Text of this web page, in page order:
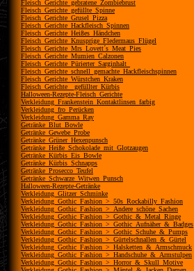
Fleisch_Gerichte_gebratene_Zombiebrust
Fleisch_Gerichte_gefüllte_Spinne
Fleisch_Gerichte_Grusel_Pizza
Fleisch_Gerichte_Hackfleisch_Spinnen
Fleisch_Gerichte_Heißes_Händchen
Fleisch_Gerichte_Knusprige_Fledermaus_Flügel
Fleisch_Gerichte_Mrs_Lovett´s_Meat_Pies
Fleisch_Gerichte_Mumien_Calzonen
Fleisch_Gerichte_Pürierter_Sarginhalt_
Fleisch_Gerichte_schnell_gemachte_Hackfleischspinnen
Fleisch_Gerichte_Würstchen_Kraken
Fleisch_Gerichte__gefüllter_Kürbis
Halloween-Rezepte-Fleisch_Gerichte
Verkleidung_Frankenstein_Kontaktlinsen_farbig
Verkleidung_fro_Perücken
Verkleidung_Gamma_Ray
Getränke_Blut_Bowle
Getränke_Gewebe_Probe
Getränke_Grüner_Hexenpunsch
Getränke_Heiße_Schokolade_mit_Glotzaugen
Getränke_Kürbis_Eis_Bowle
Getränke_Kürbis_Schnapps
Getränke_Prosecco_Teufel
Getränke_Schwarze_Witwen_Punsch
Halloween-Rezepte-Getränke
Verkleidung_Glitzer_Schminke
Verkleidung_Gothic_Fashion_>_50s_Rockabilly_Fashion
Verkleidung_Gothic_Fashion_>_Andere_schöne_Sachen
Verkleidung_Gothic_Fashion_>_Gothic_&_Metal_Ringe
Verkleidung_Gothic_Fashion_>_Gothic_Aufnäher_&_Badges
Verkleidung_Gothic_Fashion_>_Gothic_Schuhe_&_Pumps
Verkleidung_Gothic_Fashion_>_Gürtelschnallen_&_Gürtel
Verkleidung_Gothic_Fashion_>_Halsketten_&_Armschmuck
Verkleidung_Gothic_Fashion_>_Handschuhe_&_Armstulpen
Verkleidung_Gothic_Fashion_>_Horror_&_Skull_Motive